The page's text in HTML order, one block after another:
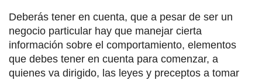
Deberás tener en cuenta, que a pesar de ser un
negocio particular hay que manejar cierta
información sobre el comportamiento, elementos
que debes tener en cuenta para comenzar, a
quienes va dirigido, las leyes y preceptos a tomar